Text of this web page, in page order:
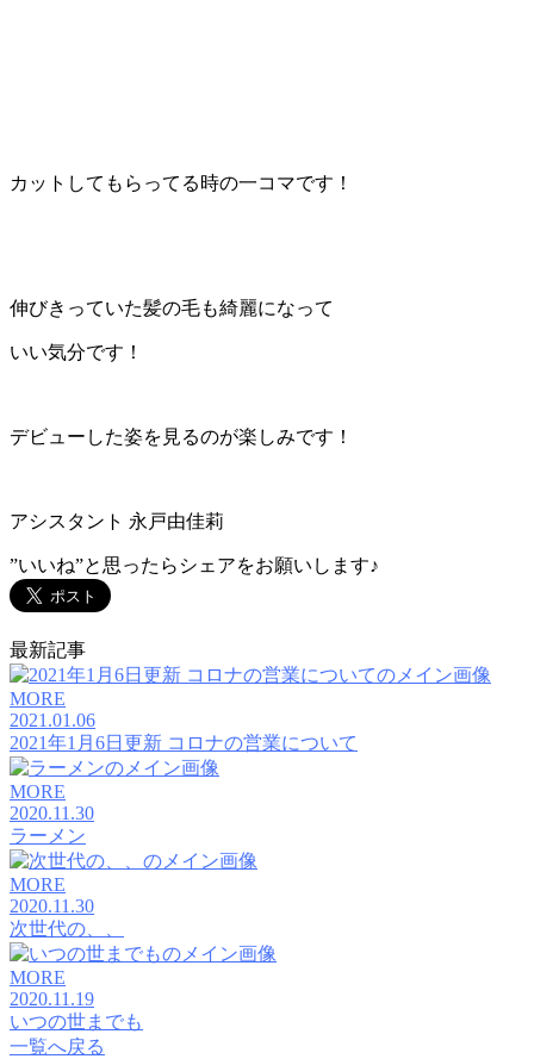
カットしてもらってる時の一コマです！
伸びきっていた髪の毛も綺麗になって
いい気分です！
デビューした姿を見るのが楽しみです！
アシスタント 永戸由佳莉
”いいね”と思ったらシェアをお願いします♪
最新記事
MORE
2021.01.06
2021年1月6日更新 コロナの営業について
MORE
2020.11.30
ラーメン
MORE
2020.11.30
次世代の、、
MORE
2020.11.19
いつの世までも
一覧へ戻る